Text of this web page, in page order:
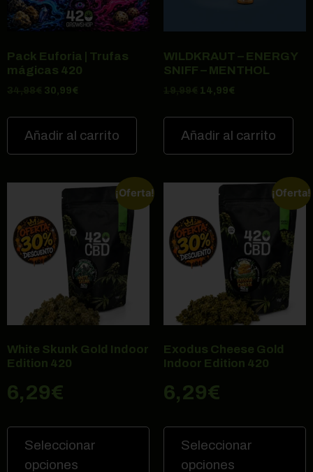
Pack Euforia | Trufas
mágicas 420
30,99€
Añadir al carrito
WILDKRAUT – ENERGY
SNIFF – MENTHOL
14,99€
Añadir al carrito
¡Oferta!
White Skunk Gold Indoor
Edition 420
6,29€
Seleccionar
opciones
¡Oferta!
Exodus Cheese Gold
Indoor Edition 420
6,29€
Seleccionar
opciones